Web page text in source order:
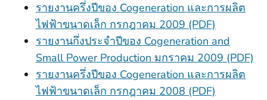
รายงานครึ่งปีของ Cogeneration และการผลิต
ไฟฟ้าขนาดเล็ก กรกฎาคม 2009 (PDF)
รายงานกึ่งประจําปีของ Cogeneration and
Small Power Production มกราคม 2009 (PDF)
รายงานครึ่งปีของ Cogeneration และการผลิต
ไฟฟ้าขนาดเล็ก กรกฎาคม 2008 (PDF)